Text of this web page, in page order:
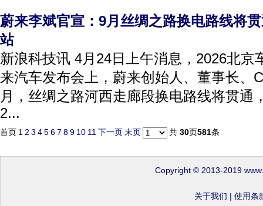
蔚来李斌官宣：9月丝绸之路换电路线将
站
新浪科技讯 4月24日上午消息，2026北京
来汽车发布会上，蔚来创始人、董事长、
月，丝绸之路河西走廊段换电路线将贯通
2...
首页 1 2 3 4567 89 10 11 下一页末页 共 30页581条
Copyright © 2013-2019
关于我们 | 使用条